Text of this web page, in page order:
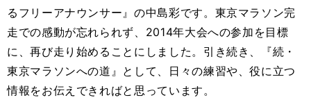
るフリーアナウンサー』の中島彩です。東京マラソン完
走での感動が忘れられず、2014年大会への参加を目標
に、再び走り始めることにしました。引き続き、『続・
東京マラソンへの道』として、日々の練習や、役に立つ
情報をお伝えできればと思っています。